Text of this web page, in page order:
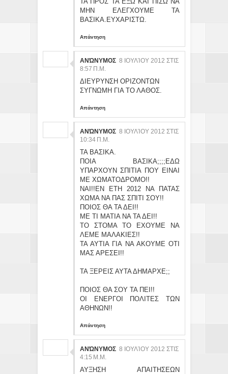
ΜΗΝ ΕΛΕΓΧΟΥΜΕ ΤΑ
ΒΑΣΙΚΑ.ΕΥΧΑΡΙΣΤΩ.
Απάντηση
ΑΝΏΝΥΜΟΣ 8 ΙΟΥΛΊΟΥ 2012 ΣΤΙΣ
8:57 Π.Μ.
ΔΙΕΥΡΥΝΣΗ ΟΡΙΖΟΝΤΩΝ
ΣΥΓΝΩΜΗ ΓΙΑ ΤΟ ΛΑΘΟΣ.
Απάντηση
ΑΝΏΝΥΜΟΣ 8 ΙΟΥΛΊΟΥ 2012 ΣΤΙΣ
10:34 Π.Μ.
ΤΑ ΒΑΣΙΚΑ.
ΠΟΙΑ ΒΑΣΙΚΑ;;;;ΕΔΩ
ΥΠΑΡΧΟΥΝ ΣΠΙΤΙΑ ΠΟΥ ΕΙΝΑΙ
ΜΕ ΧΩΜΑΤΟΔΡΟΜΟ!!
ΝΑΙ!!ΕΝ ΕΤΗ 2012 ΝΑ ΠΑΤΑΣ
ΧΩΜΑ ΝΑ ΠΑΣ ΣΠΙΤΙ ΣΟΥ!!
ΠΟΙΟΣ ΘΑ ΤΑ ΔΕΙ!!
ΜΕ ΤΙ ΜΑΤΙΑ ΝΑ ΤΑ ΔΕΙ!!
ΤΟ ΣΤΟΜΑ ΤΟ ΕΧΟΥΜΕ ΝΑ
ΛΕΜΕ ΜΑΛΑΚΙΕΣ!!
ΤΑ ΑΥΤΙΑ ΓΙΑ ΝΑ ΑΚΟΥΜΕ ΟΤΙ
ΜΑΣ ΑΡΕΣΕΙ!!
ΤΑ ΞΕΡΕΙΣ ΑΥΤΑ ΔΗΜΑΡΧΕ;;
ΠΟΙΟΣ ΘΑ ΣΟΥ ΤΑ ΠΕΙ!!
ΟΙ ΕΝΕΡΓΟΙ ΠΟΛΙΤΕΣ ΤΩΝ
ΑΘΗΝΩΝ!!
Απάντηση
ΑΝΏΝΥΜΟΣ 8 ΙΟΥΛΊΟΥ 2012 ΣΤΙΣ
4:15 Μ.Μ.
ΑΥΞΗΣΗ ΑΠΑΙΤΗΣΕΩΝ